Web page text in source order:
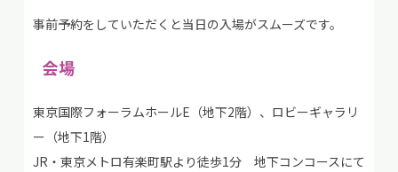
事前予約をしていただくと当日の入場がスムーズです。
会場
東京国際フォーラムホールE（地下2階）、ロビーギャラリ
ー（地下1階）
JR・東京メトロ有楽町駅より徒歩1分 地下コンコースにて